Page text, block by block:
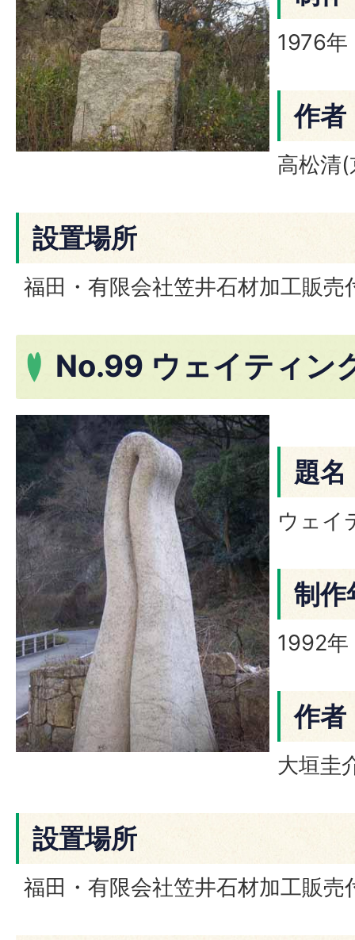
1976年
作者
高松清
設置場所
福田・有限会社笠井石材加工販売
No.99 ウェイティン
題名
ウェイ
制作
1992年
作者
大垣圭
設置場所
福田・有限会社笠井石材加工販売